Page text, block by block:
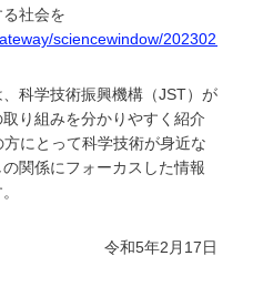
社会を
sciencewindow/
科学技術振興機構（JST）が
り組みを分かりやすく紹介
にとって科学技術が身近な
関係にフォーカスした情報
令和5年2月17日